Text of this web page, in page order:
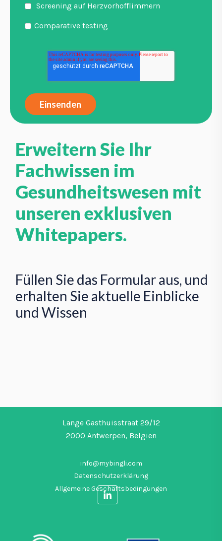
Screening auf Herzvorhofflimmern
Comparative testing
Erweitern Sie Ihr
Fachwissen im
Gesundheitswesen mit
unseren exklusiven
Whitepapers.
Füllen Sie das Formular aus, und
erhalten Sie aktuelle Einblicke
und Wissen
Lange Gasthuisstraat 29/12
2000 Antwerpen, Belgien
info@mybingli.com
Datenschutzerklärung
Allgemeine Geschäftsbedingungen